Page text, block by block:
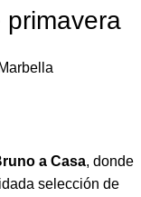
a Casa, donde
selección de